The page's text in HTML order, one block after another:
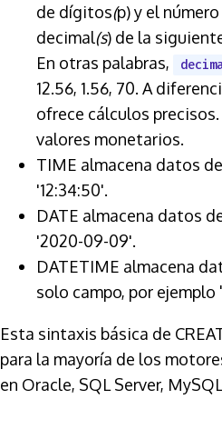
de dígitos(p) y el
decimal(s) de la
En otras palabras,
12.56, 1.56, 70. A
ofrece cálculos
valores monetarios.
TIME almacena datos
'12:34:50'.
DATE almacena datos
'2020-09-09'.
DATETIME almacena
solo campo, por ejemplo
Esta sintaxis básica de
para la mayoría de los
en Oracle, SQL Server,